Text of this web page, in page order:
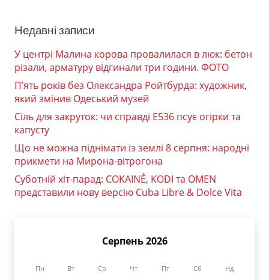
Недавні записи
У центрі Малина корова провалилася в люк: бетон
різали, арматуру відгинали три години. ФОТО
П’ять років без Олександра Ройтбурда: художник,
який змінив Одеський музей
Сіль для закруток: чи справді Е536 псує огірки та
капусту
Що не можна піднімати із землі 8 серпня: народні
прикмети на Мирона-вітрогона
Суботній хіт-парад: COKAINÉ, KODI та OMEN
представили нову версію Cuba Libre & Dolce Vita
Серпень 2026
Пн Вт Ср Чт Пт Сб Нд